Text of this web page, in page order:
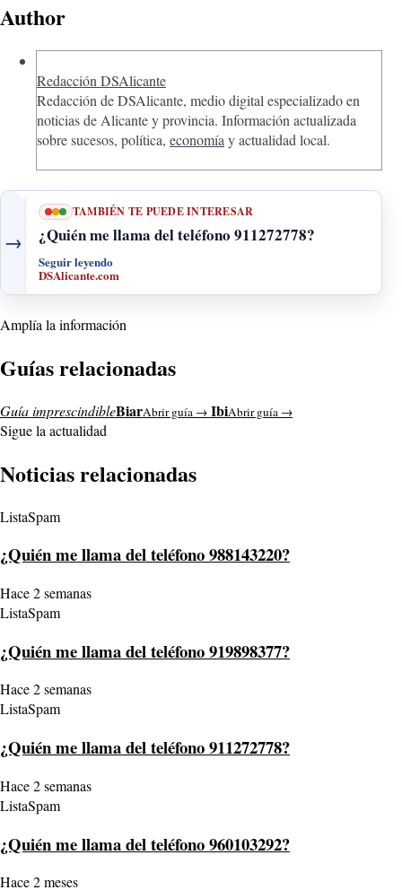
Author
Redacción DSAlicante
Redacción de DSAlicante, medio digital especializado en
noticias de Alicante y provincia. Información actualizada
sobre sucesos, política, economíay actualidad local.
→
TAMBIÉN TE PUEDE INTERESAR
¿Quién me llama del teléfono 911272778?
Seguir leyendo
DSAlicante.com
Amplía la información
Guías relacionadas
Guía imprescindibleBiarAbrir guía → IbiAbrir guía →
Sigue la actualidad
Noticias relacionadas
ListaSpam
¿Quién me llama del teléfono 988143220?
Hace 2 semanas
ListaSpam
¿Quién me llama del teléfono 919898377?
Hace 2 semanas
ListaSpam
¿Quién me llama del teléfono 911272778?
Hace 2 semanas
ListaSpam
¿Quién me llama del teléfono 960103292?
Hace 2 meses